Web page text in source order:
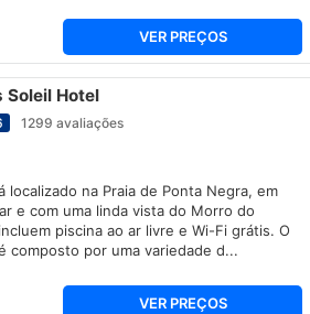
VER PREÇOS
Soleil Hotel
1299 avaliações
localizado na Praia de Ponta Negra, em
e com uma linda vista do Morro do
piscina ao ar livre e Wi-Fi grátis. O
composto por uma variedade d...
VER PREÇOS